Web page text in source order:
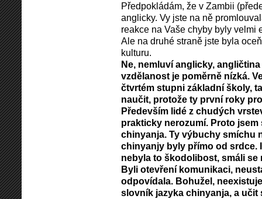
Předpokládám, že v Zambii
anglicky. Vy jste na ně
reakce na Vaše chyby byly velmi
Ale na druhé straně jste byla
kulturu.
Ne, nemluví anglicky,
vzdělanost je poměrně nízká.
čtvrtém stupni základní školy,
naučit, protože ty první roky
Především lidé z chudých
prakticky nerozumí. Proto
chinyanja. Ty výbuchy smíchu
chinyanjy byly přímo od srdce.
nebyla to škodolibost, smáli se
Byli otevření komunikaci,
odpovídala. Bohužel,
slovník jazyka chinyanja, a